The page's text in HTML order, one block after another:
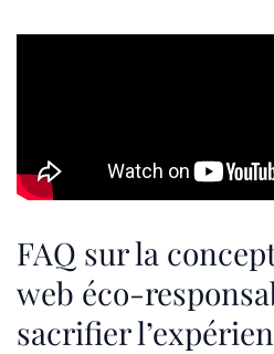
FAQ sur la
web éco-
sacrifier